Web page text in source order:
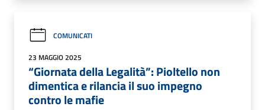
COMUNICATI
23 MAGGIO 2025
“Giornata della Legalità”: Pioltello non
dimentica e rilancia il suo impegno
contro le mafie